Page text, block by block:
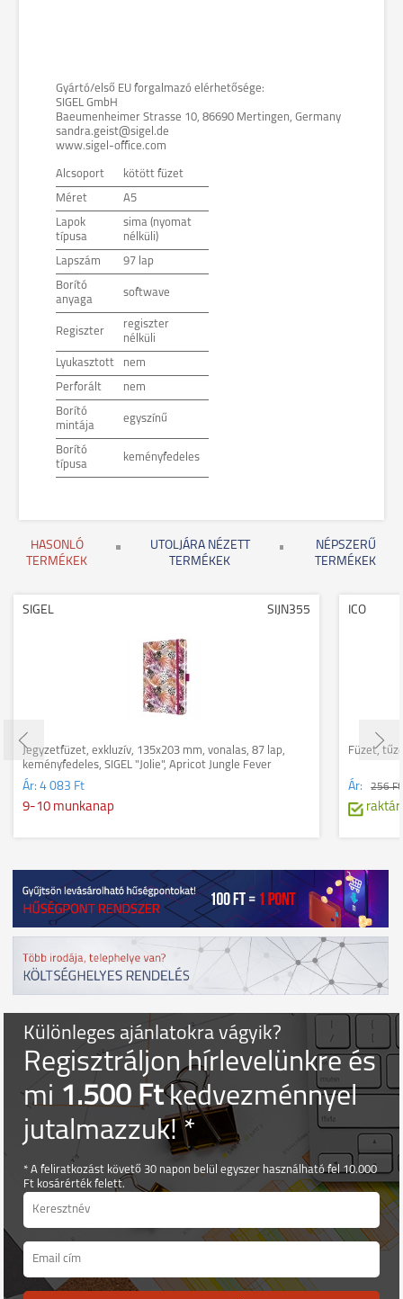
Gyártó/első EU forgalmazó elérhetősége:
SIGEL GmbH
Baeumenheimer Strasse 10, 86690 Mertingen, Germany
sandra.geist@sigel.de
www.sigel-office.com
Alcsoport kötött füzet
Méret A5
Lapok
típusa
sima (nyomat
nélküli)
Lapszám 97 lap
Borító
anyaga
softwave
Regiszter
regiszter
nélküli
Lyukasztott nem
Perforált nem
Borító
mintája
egyszínű
Borító
típusa
keményfedeles
HASONLÓ
TERMÉKEK
UTOLJÁRA NÉZETT
TERMÉKEK
NÉPSZERŰ
TERMÉKEK
SIGEL SIJN355
Jegyzetfüzet, exkluzív, 135x203 mm, vonalas, 87 lap,
keményfedeles, SIGEL "Jolie", Apricot Jungle Fever
Ár: 4 083 Ft
9-10 munkanap
ICO
Füzet,
Ár: 256 Ft
Különleges ajánlatokra vágyik?
Regisztráljon hírlevelünkre és
mi1.500 Ftkedvezménnyel
jutalmazzuk! *
* A feliratkozást követő 30 napon belül egyszer használható fel 10.000
Ft kosárérték felett.